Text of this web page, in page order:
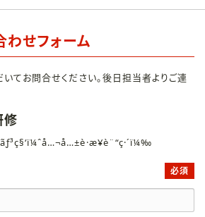
わせフォーム
てお問合せください。後日担当者よりご連
修
必須